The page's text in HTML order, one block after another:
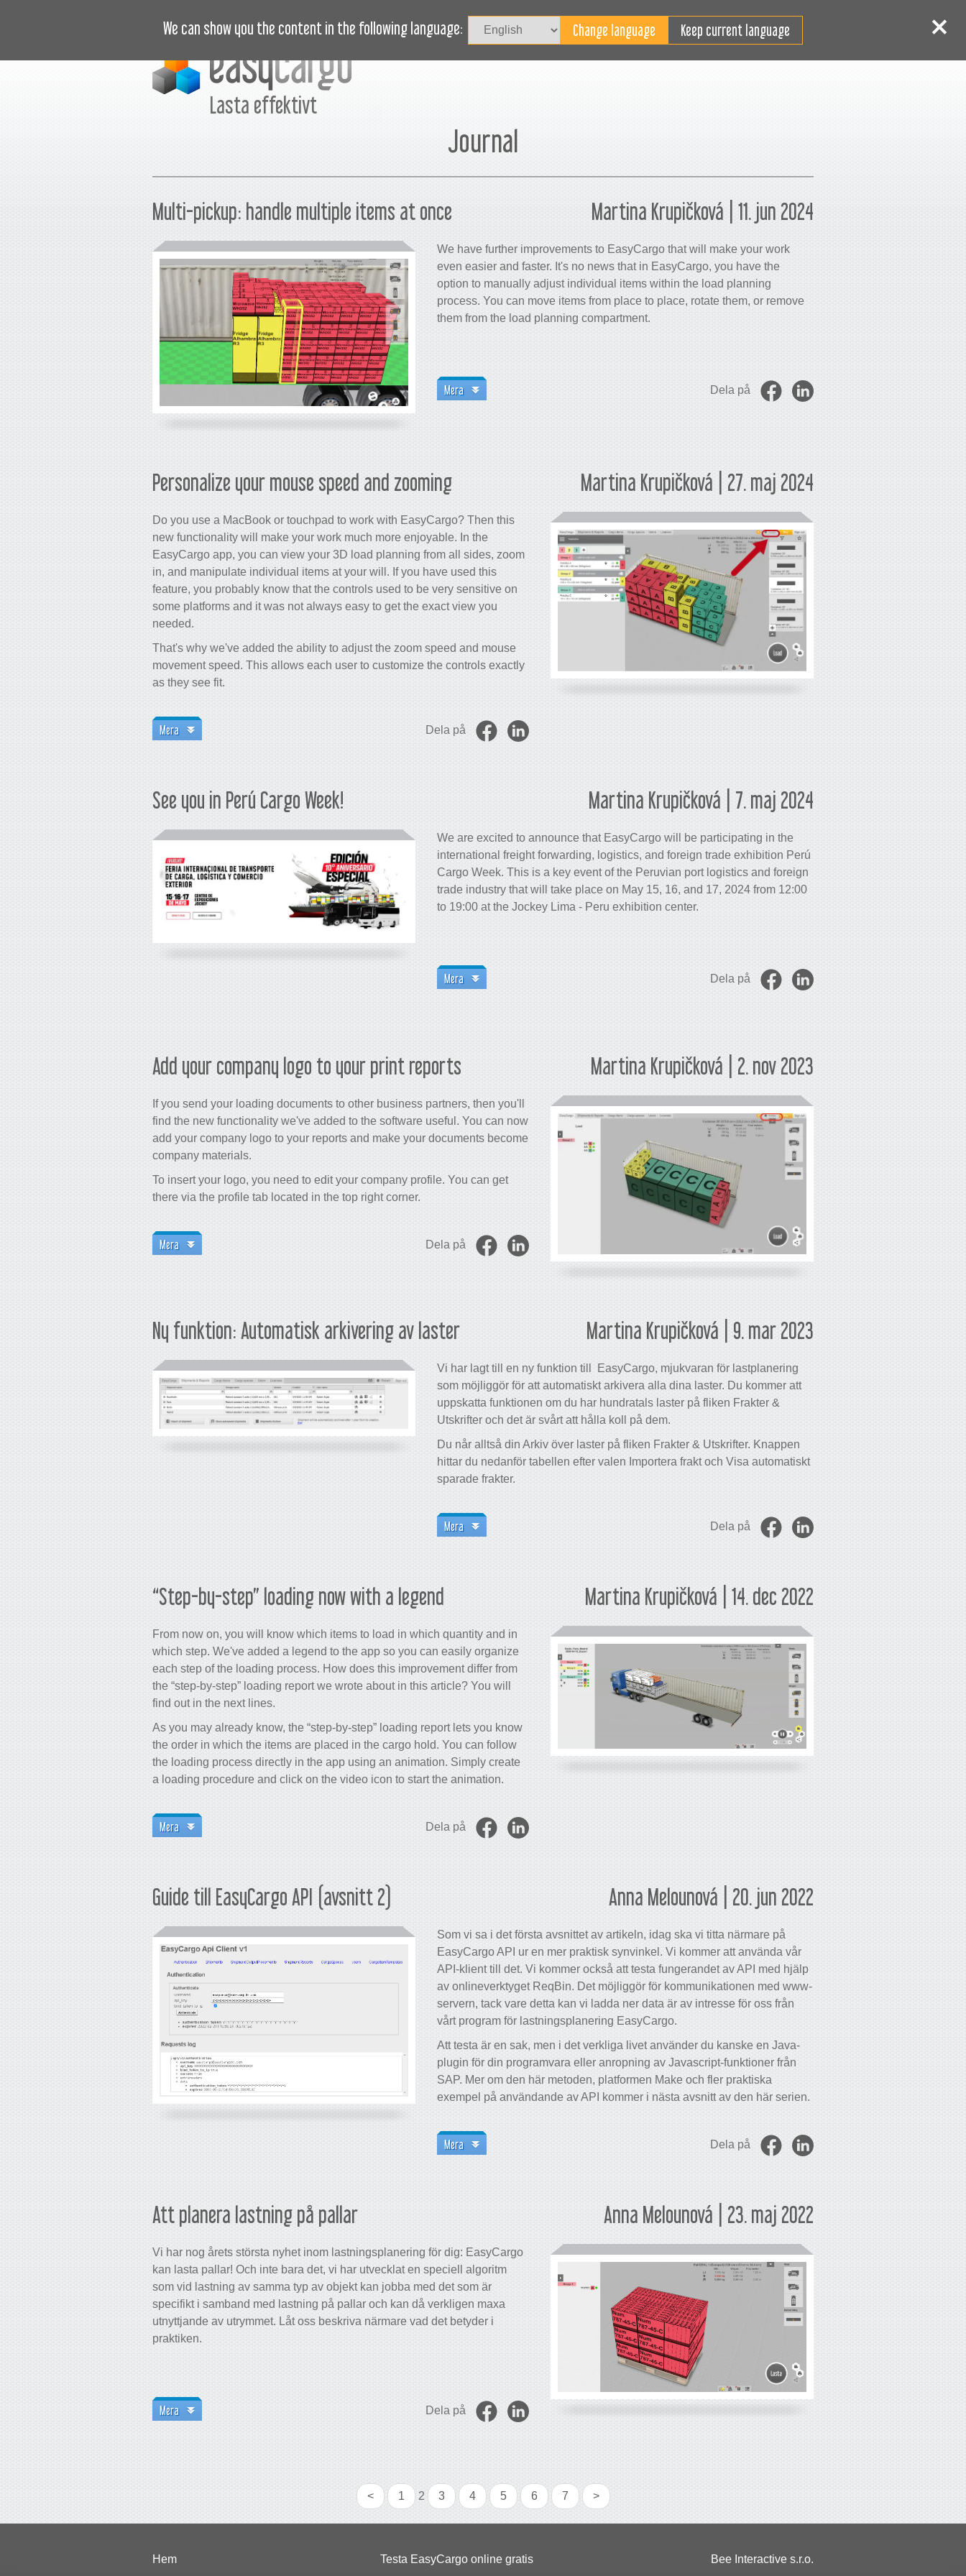
We can show you the content in the following language: Keep current language
BLOG BEHÖVER DU HJÄLP?
Lasta effektivt
Journal
Multi-pickup: handle multiple items at once Martina Krupičková | 11. jun 2024
We have further improvements to EasyCargo that will make your work
even easier and faster. It's no news that in EasyCargo, you have the
option to manually adjust individual items within the load planning
process. You can move items from place to place, rotate them, or remove
them from the load planning compartment.
Mera Dela på
Personalize your mouse speed and zooming Martina Krupičková | 27. maj 2024
Do you use a MacBook or touchpad to work with EasyCargo? Then this
new functionality will make your work much more enjoyable. In the
EasyCargo app, you can view your 3D load planning from all sides, zoom
in, and manipulate individual items at your will. If you have used this
feature, you probably know that the controls used to be very sensitive on
some platforms and it was not always easy to get the exact view you
needed.
That's why we've added the ability to adjust the zoom speed and mouse
movement speed. This allows each user to customize the controls exactly
as they see fit.
Mera Dela på
See you in Perú Cargo Week! Martina Krupičková | 7. maj 2024
We are excited to announce that EasyCargo will be participating in the
international freight forwarding, logistics, and foreign trade exhibition Perú
Cargo Week. This is a key event of the Peruvian port logistics and foreign
trade industry that will take place on May 15, 16, and 17, 2024 from 12:00
to 19:00 at the Jockey Lima - Peru exhibition center.
Mera Dela på
Add your company logo to your print reports Martina Krupičková | 2. nov 2023
If you send your loading documents to other business partners, then you'll
find the new functionality we've added to the software useful. You can now
add your company logo to your reports and make your documents become
company materials.
To insert your logo, you need to edit your company profile. You can get
there via the profile tab located in the top right corner.
Mera Dela på
Ny funktion: Automatisk arkivering av laster Martina Krupičková | 9. mar 2023
Vi har lagt till en ny funktion till EasyCargo, mjukvaran för lastplanering
som möjliggör för att automatiskt arkivera alla dina laster. Du kommer att
uppskatta funktionen om du har hundratals laster på fliken Frakter &
Utskrifter och det är svårt att hålla koll på dem.
Du når alltså din Arkiv över laster på fliken Frakter & Utskrifter. Knappen
hittar du nedanför tabellen efter valen Importera frakt och Visa automatiskt
sparade frakter.
Mera Dela på
“Step-by-step” loading now with a legend Martina Krupičková | 14. dec 2022
From now on, you will know which items to load in which quantity and in
which step. We've added a legend to the app so you can easily organize
each step of the loading process. How does this improvement differ from
the “step-by-step” loading report we wrote about in this article? You will
find out in the next lines.
As you may already know, the “step-by-step” loading report lets you know
the order in which the items are placed in the cargo hold. You can follow
the loading process directly in the app using an animation. Simply create
a loading procedure and click on the video icon to start the animation.
Mera Dela på
Guide till EasyCargo API (avsnitt 2) Anna Melounová | 20. jun 2022
Som vi sa i det första avsnittet av artikeln, idag ska vi titta närmare på
EasyCargo API ur en mer praktisk synvinkel. Vi kommer att använda vår
API-klient till det. Vi kommer också att testa fungerandet av API med hjälp
av onlineverktyget ReqBin. Det möjliggör för kommunikationen med www-
servern, tack vare detta kan vi ladda ner data är av intresse för oss från
vårt program för lastningsplanering EasyCargo.
Att testa är en sak, men i det verkliga livet använder du kanske en Java-
plugin för din programvara eller anropning av Javascript-funktioner från
SAP. Mer om den här metoden, platformen Make och fler praktiska
exempel på användande av API kommer i nästa avsnitt av den här serien.
Mera Dela på
Att planera lastning på pallar Anna Melounová | 23. maj 2022
Vi har nog årets största nyhet inom lastningsplanering för dig: EasyCargo
kan lasta pallar! Och inte bara det, vi har utvecklat en speciell algoritm
som vid lastning av samma typ av objekt kan jobba med det som är
specifikt i samband med lastning på pallar och kan då verkligen maxa
utnyttjande av utrymmet. Låt oss beskriva närmare vad det betyder i
praktiken.
Mera Dela på
< 1 2 3 4 5 6 7 >
Hem
Testa EasyCargo online gratis
Bee Interactive s.r.o.